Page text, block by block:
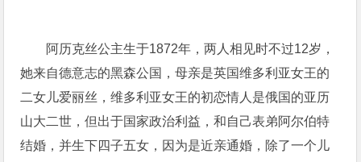
阿历克丝公主生于1872年，两人相见时不过12岁，
她来自德意志的黑森公国，母亲是英国维多利亚女王的
二女儿爱丽丝，维多利亚女王的初恋情人是俄国的亚历
山大二世，但出于国家政治利益，和自己表弟阿尔伯特
结婚，并生下四子五女，因为是近亲通婚，除了一个儿